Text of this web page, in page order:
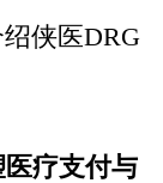
侠医DRG
疗支付与